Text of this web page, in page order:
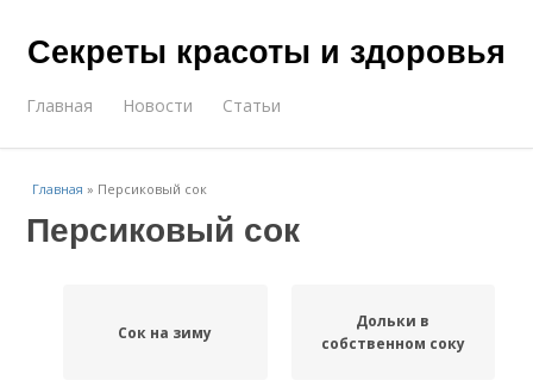
Секреты красоты и здоровья
Главная Новости Статьи
Главная » Персиковый сок
Персиковый сок
Сок на зиму
Дольки в
собственном соку